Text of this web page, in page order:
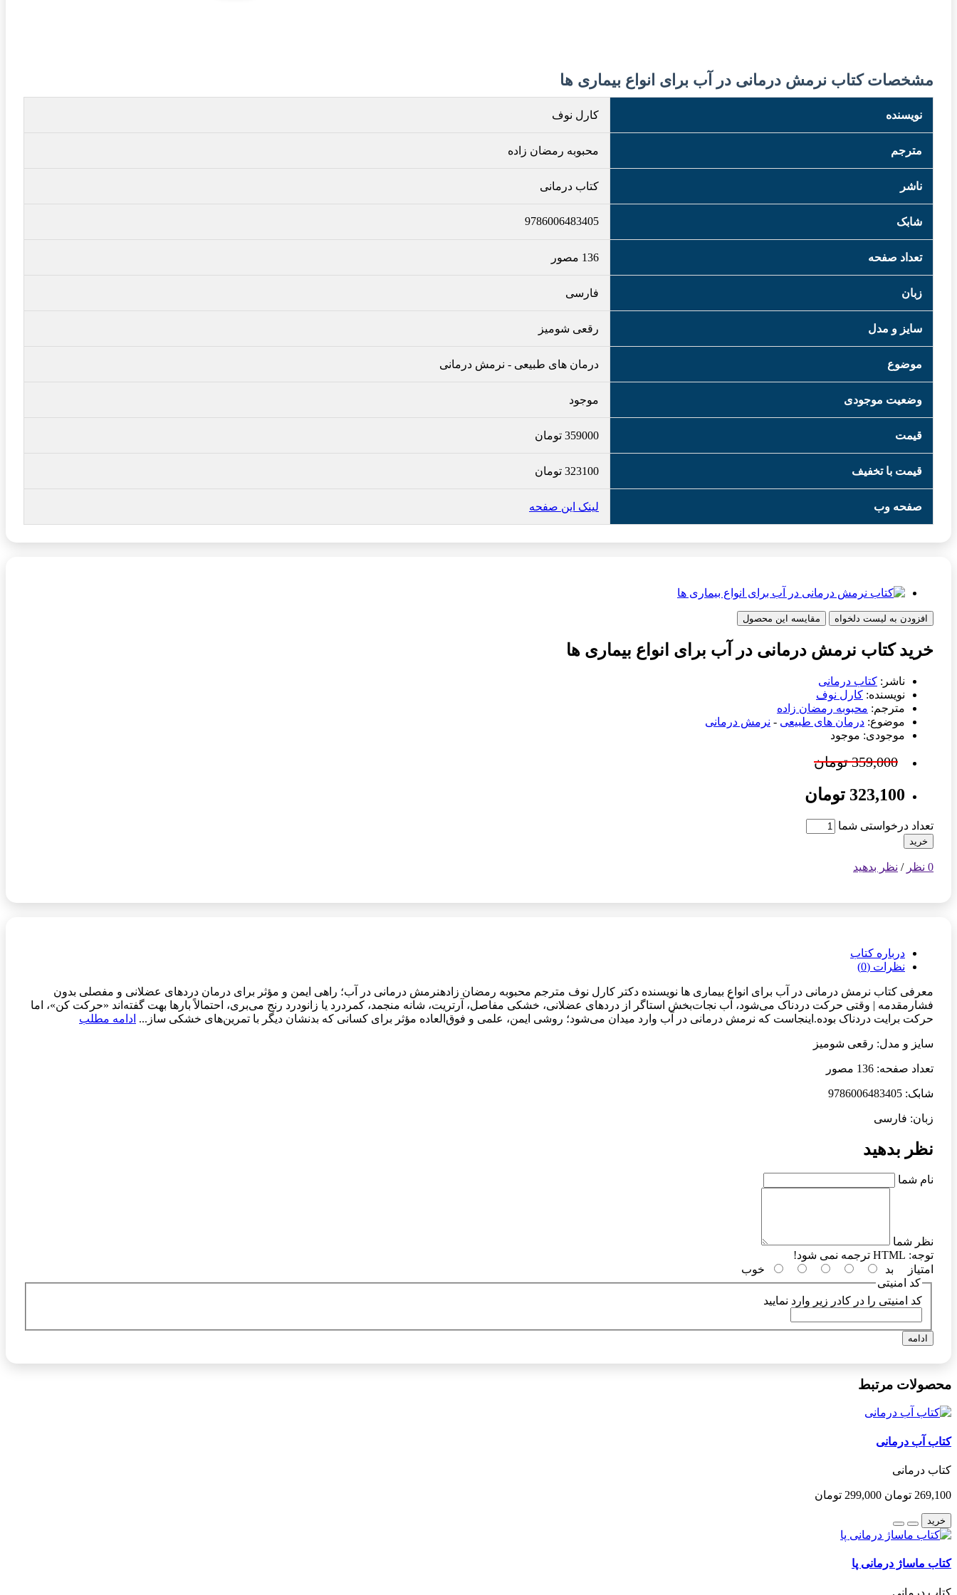
مشخصات کتاب نرمش درمانی در آب برای انواع بیماری ها
نویسنده کارل نوف
مترجم محبوبه رمضان زاده
ناشر کتاب درمانی
شابک 9786006483405
تعداد صفحه 136 مصور
زبان فارسی
سایز و مدل رقعی شومیز
موضوع درمان های طبیعی - نرمش درمانی
وضعیت موجودی موجود
قیمت 359000 تومان
قیمت با تخفیف 323100 تومان
صفحه وب لینک این صفحه
افزودن به لیست دلخواه مقایسه این محصول
خرید کتاب نرمش درمانی در آب برای انواع بیماری ها
ناشر: کتاب درمانی
نویسنده: کارل نوف
مترجم: محبوبه رمضان زاده
موضوع: درمان های طبیعی - نرمش درمانی
موجودی: موجود
359,000 تومان
323,100 تومان
تعداد درخواستی شما
خرید
0 نظر / نظر بدهید
درباره کتاب
نظرات (0)
معرفی کتاب نرمش درمانی در آب برای انواع بیماری ها نویسنده دکتر کارل نوف مترجم محبوبه رمضان زادهنرمش درمانی در آب؛ راهی ایمن و مؤثر برای درمان دردهای عضلانی و مفصلی بدون
فشارمقدمه | وقتی حرکت دردناک می‌شود، آب نجات‌بخش استاگر از دردهای عضلانی، خشکی مفاصل، آرتریت، شانه منجمد، کمردرد یا زانودرد رنج می‌بری، احتمالاً بارها بهت گفته‌اند «حرکت کن»، اما
حرکت برایت دردناک بوده.اینجاست که نرمش درمانی در آب وارد میدان می‌شود؛ روشی ایمن، علمی و فوق‌العاده مؤثر برای کسانی که بدنشان دیگر با تمرین‌های خشکی ساز... ادامه مطلب
سایز و مدل: رقعی شومیز
تعداد صفحه: 136 مصور
شابک: 9786006483405
زبان: فارسی
نظر بدهید
نام شما
نظر شما
توجه:
امتیاز
بد
خوب
کد امنیتی
کد امنیتی را در کادر زیر وارد نمایید
ادامه
محصولات مرتبط
کتاب آب درمانی
کتاب درمانی
269,100 تومان 299,000 تومان
خرید
کتاب ماساژ درمانی پا
کتاب درمانی